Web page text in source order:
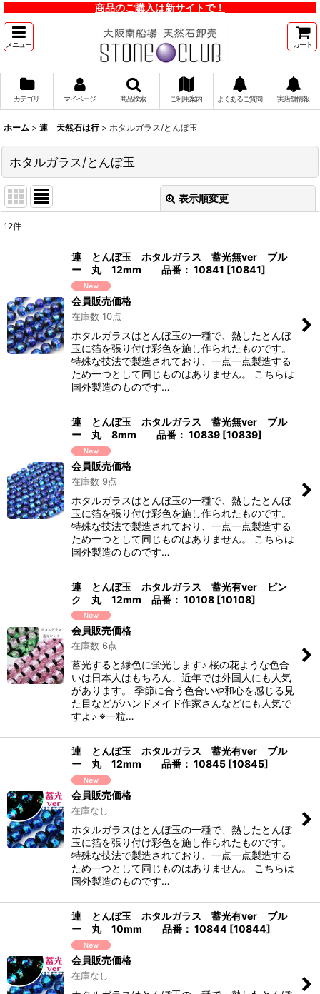
商品のご購入は新サイトで！
メニュー カート
カテゴリ マイページ 商品検索 ご利用案内 よくあるご質問 実店舗情報
ホーム > 連 天然石は行 > ホタルガラス/とんぼ玉
ホタルガラス/とんぼ玉
表示順変更
12件
連 とんぼ玉 ホタルガラス 蓄光無ver ブル
ー 丸 12mm 品番： 10841 [10841]
会員販売価格
在庫数 10点
ホタルガラスはとんぼ玉の一種で、熱したとんぼ
玉に箔を張り付け彩色を施し作られたものです。
特殊な技法で製造されており、一点一点製造する
ため一つとして同じものはありません。 こちらは
国外製造のものです…
連 とんぼ玉 ホタルガラス 蓄光無ver ブル
ー 丸 8mm 品番： 10839 [10839]
会員販売価格
在庫数 9点
ホタルガラスはとんぼ玉の一種で、熱したとんぼ
玉に箔を張り付け彩色を施し作られたものです。
特殊な技法で製造されており、一点一点製造する
ため一つとして同じものはありません。 こちらは
国外製造のものです…
連 とんぼ玉 ホタルガラス 蓄光有ver ピン
ク 丸 12mm 品番： 10108 [10108]
会員販売価格
在庫数 6点
蓄光すると緑色に蛍光します♪ 桜の花ような色合
いは日本人はもちろん、近年では外国人にも人気
があります。 季節に合う色合いや和心を感じる見
た目などがハンドメイド作家さんなどにも人気で
すよ♪ ※一粒…
連 とんぼ玉 ホタルガラス 蓄光有ver ブル
ー 丸 12mm 品番： 10845 [10845]
会員販売価格
在庫なし
ホタルガラスはとんぼ玉の一種で、熱したとんぼ
玉に箔を張り付け彩色を施し作られたものです。
特殊な技法で製造されており、一点一点製造する
ため一つとして同じものはありません。 こちらは
国外製造のものです…
連 とんぼ玉 ホタルガラス 蓄光有ver ブル
ー 丸 10mm 品番： 10844 [10844]
会員販売価格
在庫なし